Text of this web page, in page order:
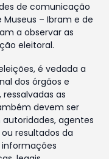
de comunicação
– Ibram e de
a observar as
eleitoral.
é vedada a
dos órgãos e
as
devem ser
agentes
resultados da